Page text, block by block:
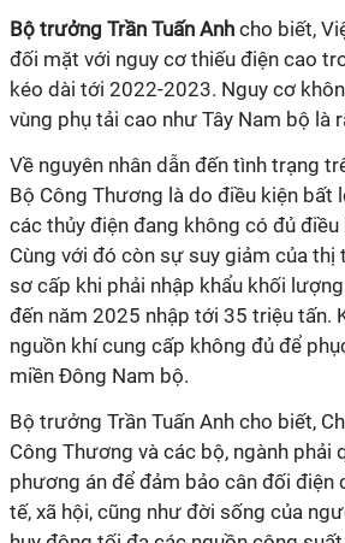
Bộ trưởng Trần Tuấn Anh cho biết,
đối mặt với nguy cơ thiếu điện cao
kéo dài tới 2022-2023. Nguy cơ
vùng phụ tải cao như Tây Nam bộ là
Về nguyên nhân dẫn đến tình trạng
Bộ Công Thương là do điều kiện bất
các thủy điện đang không có đủ
Cùng với đó còn sự suy giảm của
sơ cấp khi phải nhập khẩu khối
đến năm 2025 nhập tới 35 triệu tấn.
nguồn khí cung cấp không đủ để
miền Đông Nam bộ.
Bộ trưởng Trần Tuấn Anh cho biết,
Công Thương và các bộ, ngành phải
phương án để đảm bảo cân đối điện
tế, xã hội, cũng như đời sống của